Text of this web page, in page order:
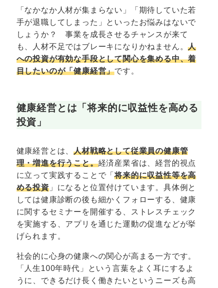
「なかなか人材が集まらない」「期待していた若
手が退職してしまった」といったお悩みはないで
しょうか？ 事業を成長させるチャンスが来て
も、人材不足ではブレーキになりかねません。人
への投資が有効な手段として関心を集める中、着
目したいのが「健康経営」です。
健康経営とは「将来的に収益性を高める
投資」
健康経営とは、人材戦略として従業員の健康管
理・増進を行うこと。経済産業省は、経営的視点
に立って実践することで「将来的に収益性等を高
める投資」になると位置付けています。具体例と
しては健康診断の後も細かくフォローする、健康
に関するセミナーを開催する、ストレスチェック
を実施する、アプリを通じた運動の促進などが挙
げられます。
社会的に心身の健康への関心が高まる一方です。
「人生100年時代」という言葉をよく耳にするよ
うに、できるだけ長く働きたいというニーズも高